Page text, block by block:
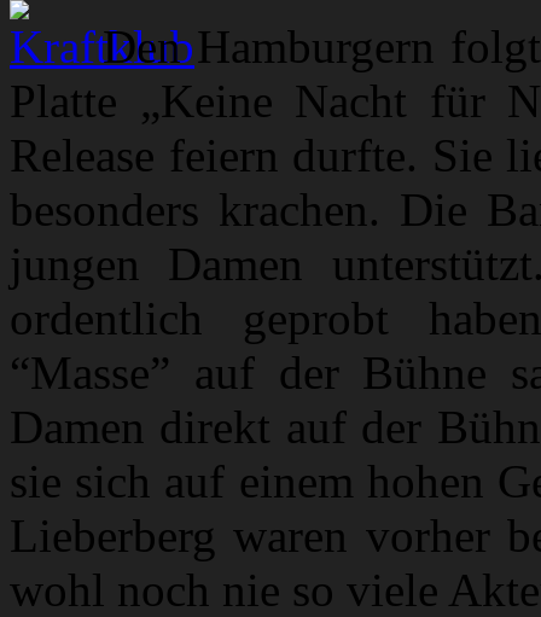
Den Hamburgern
Platte „Keine Nacht für
Release feiern durfte. Sie
besonders krachen. Die
jungen Damen
ordentlich geprobt
“Masse” auf der Bühne
Damen direkt auf der
sie sich auf einem hohen
Lieberberg waren vorher
wohl noch nie so viele